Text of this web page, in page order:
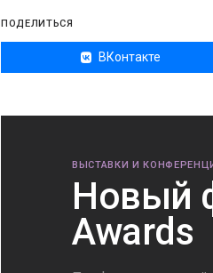
ПОДЕЛИТЬСЯ
ВКонтакте
ВЫСТАВКИ И
Новый
Awards